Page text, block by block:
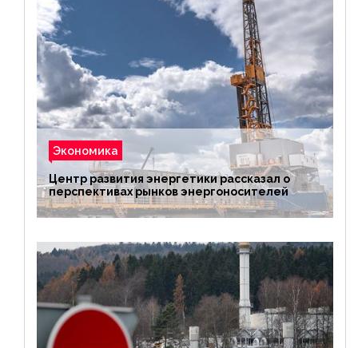
Экономика
Центр развития энергетики рассказал о
перспективах рынков энергоносителей